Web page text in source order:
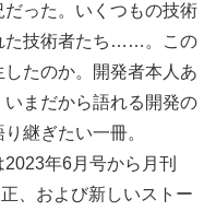
った。いくつもの技術
た技術者たち……。この
たのか。開発者本人あ
まだから語れる開発の
継ぎたい一冊。
年6月号から月刊
、および新しいストー